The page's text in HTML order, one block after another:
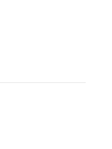
été enseigné